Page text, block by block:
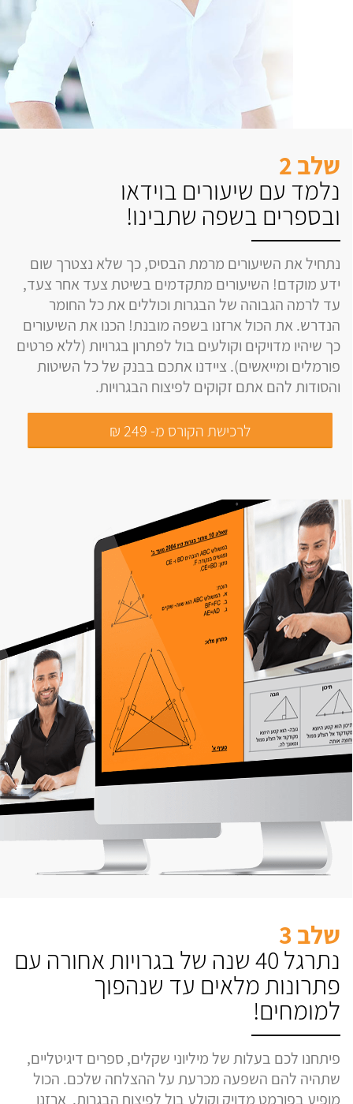
שלב 2
נלמד עם שיעורים בוידאו
ובספרים בשפה שתבינו!
נתחיל את השיעורים מרמת הבסיס, כך שלא נצטרך שום
ידע מוקדם! השיעורים מתקדמים בשיטת צעד אחר צעד,
עד לרמה הגבוהה של הבגרות וכוללים את כל החומר
הנדרש. את הכול ארזנו בשפה מובנת! הכנו את השיעורים
כך שיהיו מדויקים וקולעים בול לפתרון בגרויות (ללא פרטים
פורמלים ומייאשים). ציידנו אתכם בבנק של כל השיטות
והסודות להם אתם זקוקים לפיצוח הבגרויות.
לרכישת הקורס מ- 249 ₪
שלב 3
נתרגל 40 שנה של בגרויות אחורה עם
פתרונות מלאים עד שנהפוך
למומחים!
פיתחנו לכם בעלות של מיליוני שקלים, ספרים דיגיטליים,
שתהיה להם השפעה מכרעת על ההצלחה שלכם. הכול
מופיע בפורמט מדויק וקולע בול לפיצוח הבגרות. ארזנו